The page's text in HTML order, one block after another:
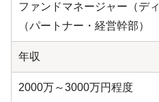
ファンドマネージャー（デ
（パートナー・経営幹部）
年収
2000万～3000万円程度